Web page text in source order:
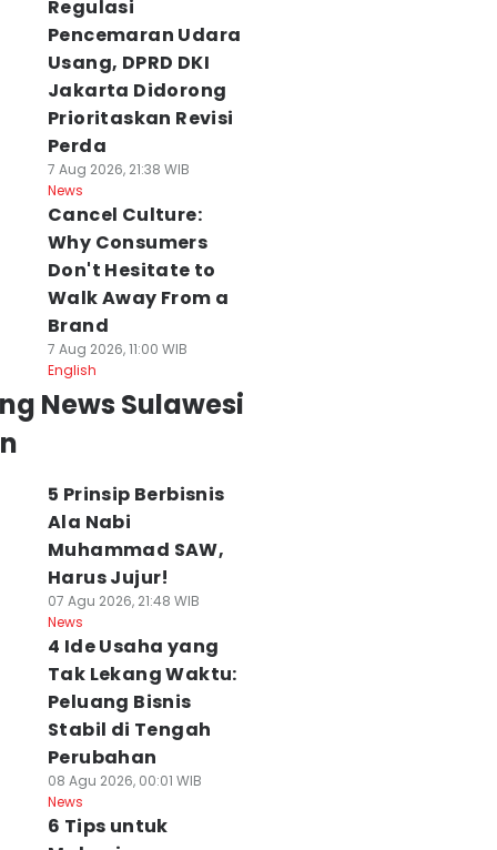
Regulasi
Pencemaran Udara
Usang, DPRD DKI
Jakarta Didorong
Prioritaskan Revisi
Perda
7 Aug 2026, 21:38 WIB
News
Cancel Culture:
Why Consumers
Don't Hesitate to
Walk Away From a
Brand
7 Aug 2026, 11:00 WIB
English
News Sulawesi
5 Prinsip Berbisnis
Ala Nabi
Muhammad SAW,
Harus Jujur!
07 Agu 2026, 21:48 WIB
News
4 Ide Usaha yang
Tak Lekang Waktu:
Peluang Bisnis
Stabil di Tengah
Perubahan
08 Agu 2026, 00:01 WIB
News
6 Tips untuk